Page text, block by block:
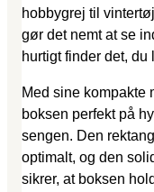
hobbygrej til
gør det nemt at se
hurtigt finder det, du
Med sine kompakte
boksen perfekt på
sengen. Den
optimalt, og den
sikrer, at boksen